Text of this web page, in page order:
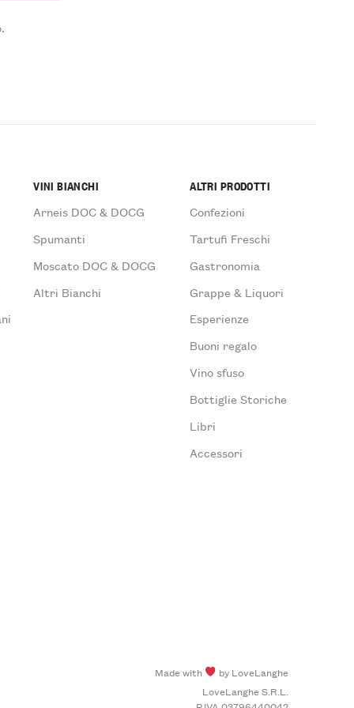
VINI BIANCHI
Arneis DOC & DOCG
Spumanti
Moscato DOC & DOCG
Altri Bianchi
ALTRI PRODOTTI
Confezioni
Tartufi Freschi
Gastronomia
Grappe & Liquori
Esperienze
Buoni regalo
Vino sfuso
Bottiglie Storiche
Libri
Accessori
Made with
by LoveLanghe
LoveLanghe S.R.L.